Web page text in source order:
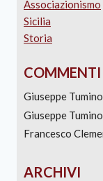
Associazionismo
Sicilia
Storia
COMMENTI
Giuseppe Tumino
Giuseppe Tumino
Francesco
ARCHIVI